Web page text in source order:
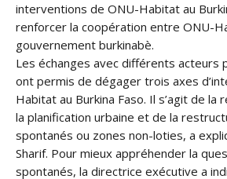
interventions de ONU-Habitat au
renforcer la coopération entre ONU-
gouvernement burkinabè.
Les échanges avec différents acteurs
ont permis de dégager trois axes
Habitat au Burkina Faso. Il s’agit de la
la planification urbaine et de la
spontanés ou zones non-loties, a
Sharif. Pour mieux appréhender la
spontanés, la directrice exécutive a